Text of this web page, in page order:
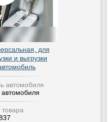
для
и выгрузки
автомобиля